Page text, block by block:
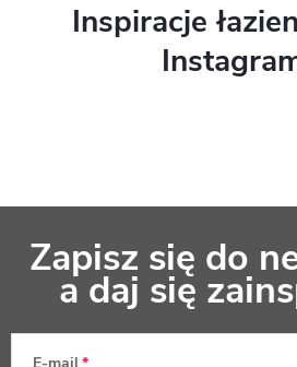
Inspiracje
Zapisz się do
a daj się